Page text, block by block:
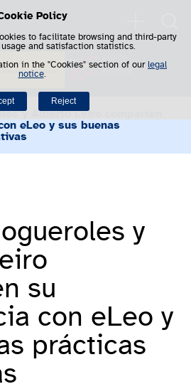
Policy
to facilitate browsing and third-party
and satisfaction statistics.
in the "Cookies" section of our legal
notice.
Reject
Saltar al contenido
y Alberto Leiro comparten
eLeo y sus buenas
y
su
con eLeo y
prácticas